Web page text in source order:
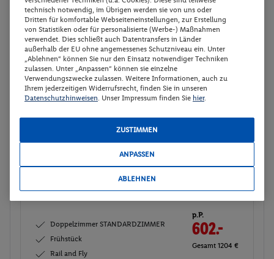
Ab/ bis Stuttgart (DE) Flugdetails anzeigen
Doppelzimmer STANDARDZIMMER
Frühstück
Rail and Fly
p.P.
602.-
Gesamt 1204 €
Veranstalter:TUI Deutschland GmbH
Weitere Informationen des
Doppelzimmer STANDARDZIMMER
Ab/ bis Stuttgart (DE)
Doppelzimmer STANDARDZIMMER
Frühstück
Rail and Fly
p.P.
602.-
Gesamt 1204 €
technisch notwendig, im Übrigen werden sie von uns oder
Dritten für komfortable Webseiteneinstellungen, zur Erstellung
von Statistiken oder für personalisierte (Werbe-) Maßnahmen
verwendet. Dies schließt auch Datentransfers in Länder
außerhalb der EU ohne angemessenes Schutzniveau ein. Unter
„Ablehnen“ können Sie nur den Einsatz notwendiger Techniken
zulassen. Unter „Anpassen“ können sie einzelne
Verwendungszwecke zulassen. Weitere Informationen, auch zu
Ihrem jederzeitigen Widerrufsrecht, finden Sie in unseren
Datenschutzhinweisen. Unser Impressum finden Sie hier.
ZUSTIMMEN
ANPASSEN
ABLEHNEN